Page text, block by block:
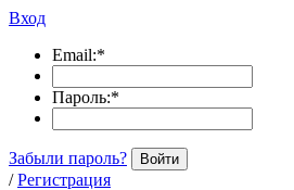
Вход
Email:*
Пароль:*
Забыли пароль? Войти
/ Регистрация